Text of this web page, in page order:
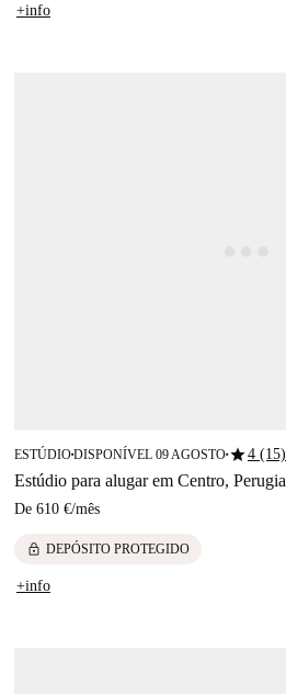
+info
ESTÚDIO■DISPONÍVEL 09 AGOSTO■star4 (15)
Estúdio para alugar em Centro, Perugia
De 610 €/mês
lock DEPÓSITO PROTEGIDO
+info